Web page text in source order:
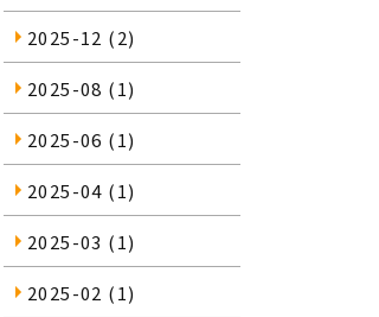
2025-12 (2)
2025-08 (1)
2025-06 (1)
2025-04 (1)
2025-03 (1)
2025-02 (1)